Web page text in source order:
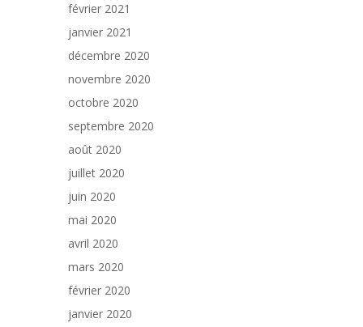
février 2021
janvier 2021
décembre 2020
novembre 2020
octobre 2020
septembre 2020
août 2020
juillet 2020
juin 2020
mai 2020
avril 2020
mars 2020
février 2020
janvier 2020